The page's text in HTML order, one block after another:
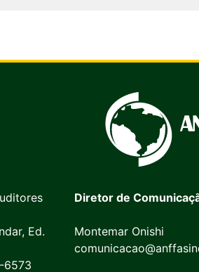
Ed.
6573
Diretor de
Montemar Onishi